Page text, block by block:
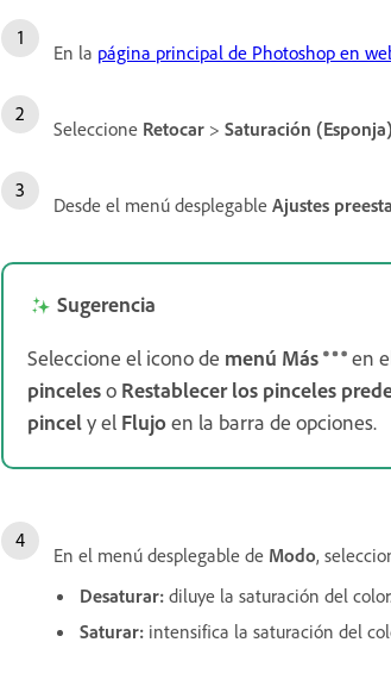
En la página principal de Photoshop en
Seleccione Retocar > Saturación (Esponja)
Desde el menú desplegable Ajustes
Sugerencia
Seleccione el icono de menú Más en
pinceleso Restablecer los pinceles
pincely el Flujoen la barra de opciones.
En el menú desplegable de Modo,
Desaturar: diluye la saturación del color.
Saturar: intensifica la saturación del